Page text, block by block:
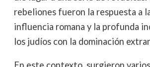
rebeliones fueron la respuesta a
influencia romana y la profunda
los judíos con la dominación